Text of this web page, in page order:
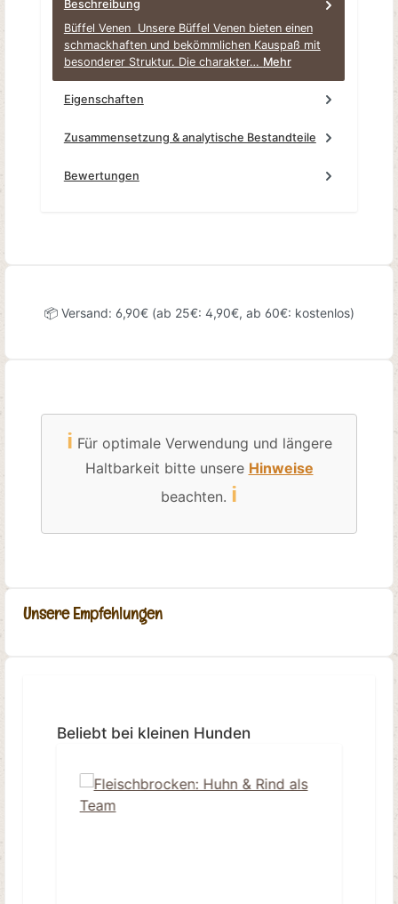
Beschreibung
Büffel Venen Unsere Büffel Venen bieten einen
schmackhaften und bekömmlichen Kauspaß mit
besonderer Struktur. Die charakter… Mehr
Eigenschaften
Zusammensetzung & analytische Bestandteile
Bewertungen
📦 Versand: 6,90€ (ab 25€: 4,90€, ab 60€: kostenlos)
ℹ️ Für optimale Verwendung und längere
Haltbarkeit bitte unsere Hinweise
beachten. ℹ️
Unsere Empfehlungen
Produktgalerie überspringen
Beliebt bei kleinen Hunden